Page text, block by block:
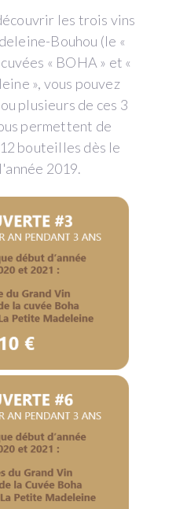
les trois vins
Bouhou (le «
« BOHA » et «
», vous pouvez
plusieurs de ces 3
permettent de
bouteilles dès le
2019.